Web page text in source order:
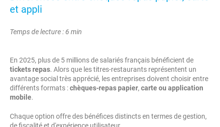
et appli
Temps de lecture : 6 min
En 2025, plus de 5 millions de salariés français bénéficient de
tickets repas. Alors que les titres-restaurants représentent un
avantage social très apprécié, les entreprises doivent choisir entre
différents formats :chèques-repas papier, carte ou application
mobile.
Chaque option offre des bénéfices distincts en termes de gestion,